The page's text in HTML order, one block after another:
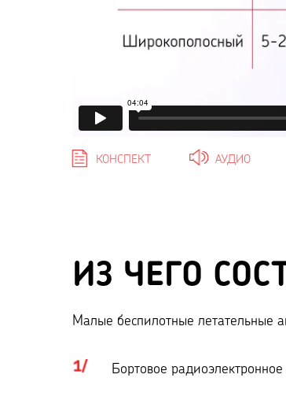
КОНСПЕКТ АУДИО
ИЗ ЧЕГО
Малые беспилотные летательные
Бортовое